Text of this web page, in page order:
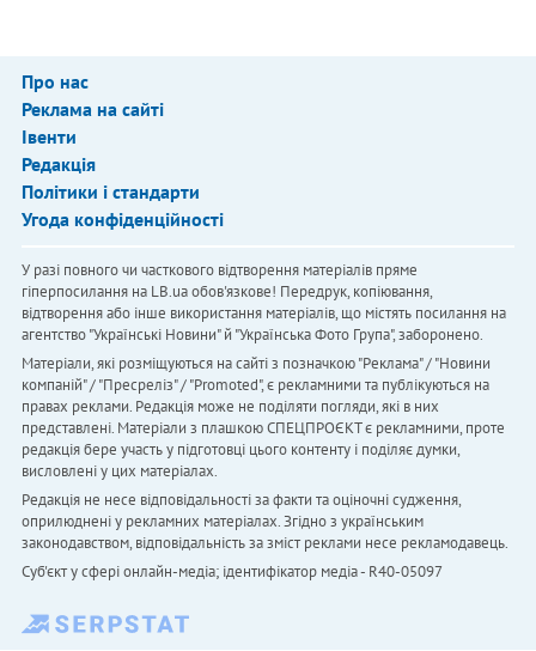
Про нас
Реклама на сайті
Івенти
Редакція
Політики і стандарти
Угода конфіденційності
У разі повного чи часткового відтворення матеріалів пряме
гіперпосилання на LB.ua обов'язкове! Передрук, копіювання,
відтворення або інше використання матеріалів, що містять посилання на
агентство "Українськi Новини" й "Українська Фото Група", заборонено.
Матеріали, які розміщуються на сайті з позначкою "Реклама" / "Новини
компаній" / "Пресреліз" / "Promoted", є рекламними та публікуються на
правах реклами. Редакція може не поділяти погляди, які в них
представлені. Матеріали з плашкою СПЕЦПРОЄКТ є рекламними, проте
редакція бере участь у підготовці цього контенту і поділяє думки,
висловлені у цих матеріалах.
Редакція не несе відповідальності за факти та оціночні судження,
оприлюднені у рекламних матеріалах. Згідно з українським
законодавством, відповідальність за зміст реклами несе рекламодавець.
Cуб'єкт у сфері онлайн-медіа; ідентифікатор медіа - R40-05097